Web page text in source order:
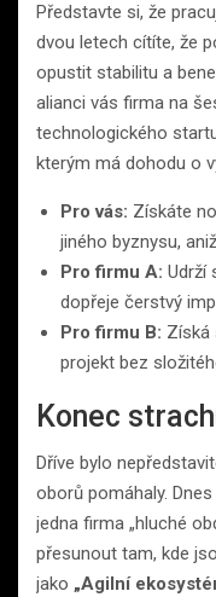
Představte si, že
dvou letech cítíte, že
opustit stabilitu a
alianci vás firma na
technologického
kterým má dohodu o
Pro vás: Získáte
jiného byznysu,
Pro firmu A: Udrží
dopřeje čerstvý
Pro firmu B: Získá
projekt bez
Konec
Dříve bylo
oborů pomáhaly.
jedna firma „hluché
přesunout tam, kde
jako „Agilní